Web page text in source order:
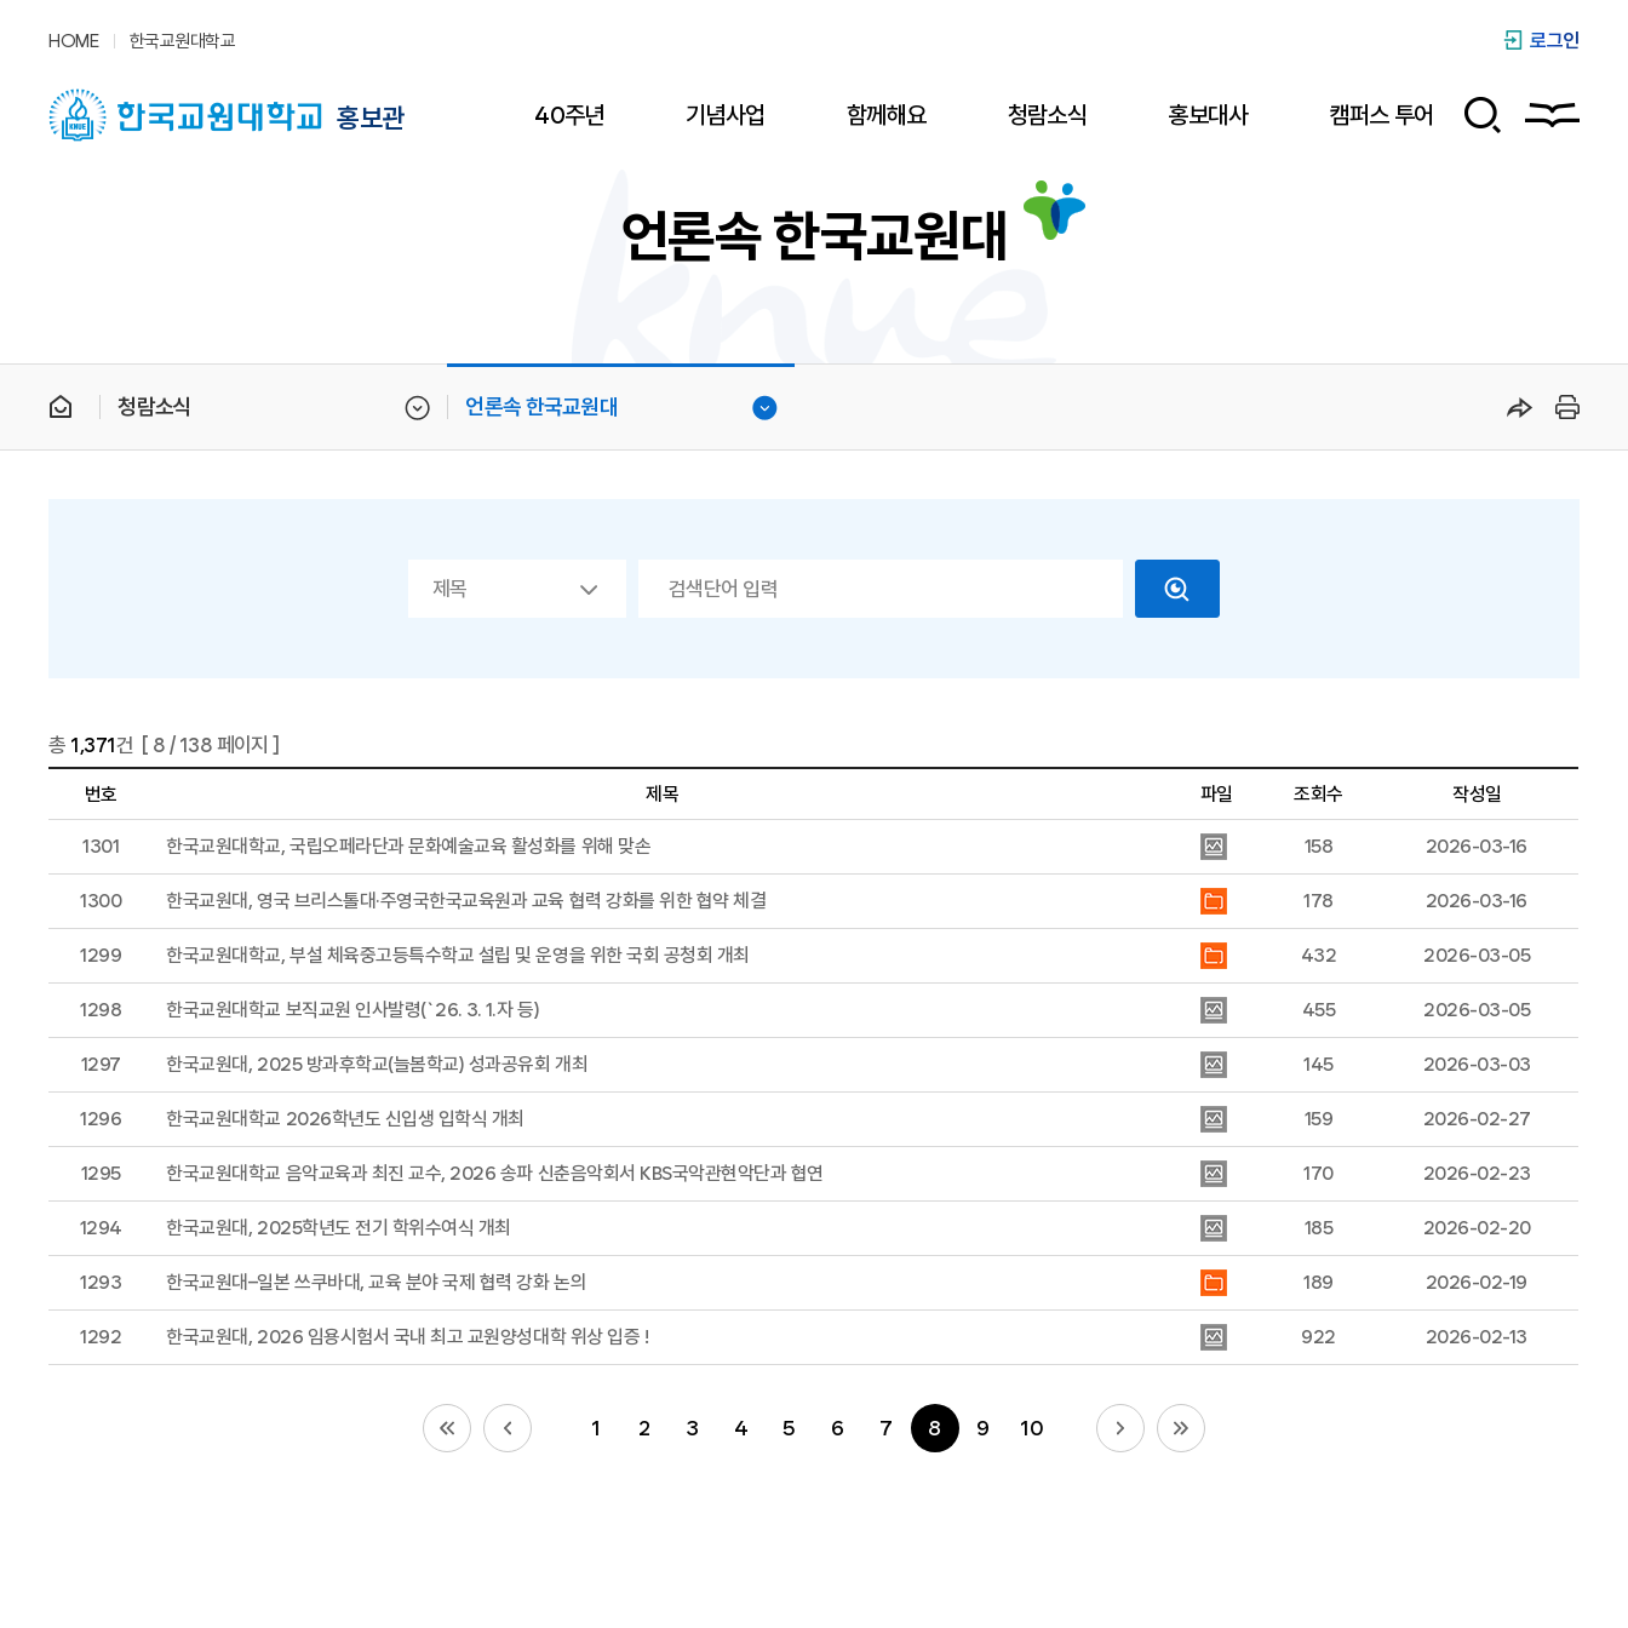
HOME 한국교원대학교 로그인
홍보관 40주년 기념사업 함께해요 청람소식 홍보대사 캠퍼스 투어
언론속 한국교원대
청람소식 언론속 한국교원대
총 1,371건 [ 8 / 138 페이지 ]
번호 제목 파일 조회수 작성일
1301 한국교원대학교, 국립오페라단과 문화예술교육 활성화를 위해 맞손 158 2026-03-16
1300 한국교원대, 영국 브리스톨대·주영국한국교육원과 교육 협력 강화를 위한 협약 체결 178 2026-03-16
1299 한국교원대학교, 부설 체육중고등특수학교 설립 및 운영을 위한 국회 공청회 개최 432 2026-03-05
1298 한국교원대학교 보직교원 인사발령(`26. 3. 1.자 등) 455 2026-03-05
1297 한국교원대, 2025 방과후학교(늘봄학교) 성과공유회 개최 145 2026-03-03
1296 한국교원대학교 2026학년도 신입생 입학식 개최 159 2026-02-27
1295 한국교원대학교 음악교육과 최진 교수, 2026 송파 신춘음악회서 KBS국악관현악단과 협연 170 2026-02-23
1294 한국교원대, 2025학년도 전기 학위수여식 개최 185 2026-02-20
1293 한국교원대–일본 쓰쿠바대, 교육 분야 국제 협력 강화 논의 189 2026-02-19
1292 한국교원대, 2026 임용시험서 국내 최고 교원양성대학 위상 입증 ! 922 2026-02-13
1 2 3 4 5 6 7 8 9 10